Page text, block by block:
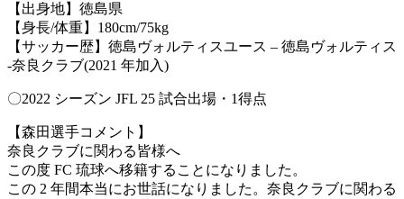
【出身地】徳島県
【身長/体重】180cm/75kg
【サッカー歴】徳島ヴォルティスユース – 徳島ヴォルティス
-奈良クラブ(2021 年加入)
〇2022 シーズン JFL 25 試合出場・1得点
【森田選手コメント】
奈良クラブに関わる皆様へ
この度 FC 琉球へ移籍することになりました。
この 2 年間本当にお世話になりました。奈良クラブに関わる